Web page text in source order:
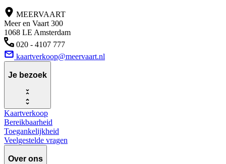
MEERVAART
Meer en Vaart 300
1068 LE Amsterdam
020 - 4107 777
kaartverkoop@meervaart.nl
Je bezoek
Kaartverkoop
Bereikbaarheid
Toegankelijkheid
Veelgestelde vragen
Over ons